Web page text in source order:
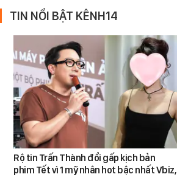
TIN NỔI BẬT KÊNH14
Rộ tin Trấn Thành đổi gấp kịch bản
phim Tết vì 1 mỹ nhân hot bậc nhất Vbiz,